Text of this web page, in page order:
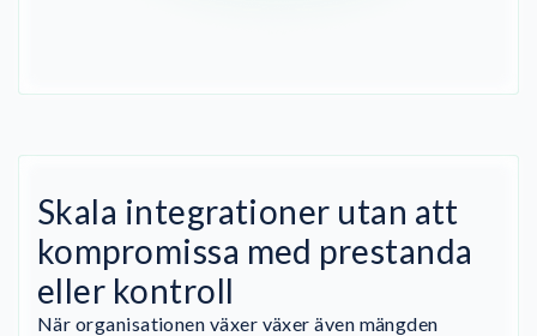
Skala integrationer utan att
kompromissa med prestanda
eller kontroll
När organisationen växer växer även mängden